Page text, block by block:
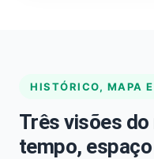
HISTÓRICO, MAPA
Três visões
tempo,